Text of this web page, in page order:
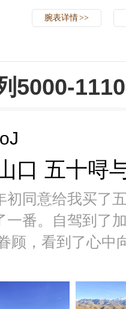
腕表详情>>
5000-
口 五十㖊
初同意给我买了
一番。自驾到了
顾，看到了心中